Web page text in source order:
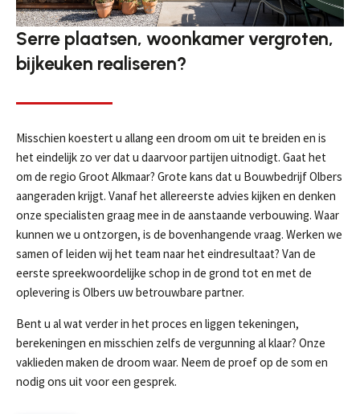
Serre plaatsen, woonkamer vergroten,
bijkeuken realiseren?
Misschien koestert u allang een droom om uit te breiden en is
het eindelijk zo ver dat u daarvoor partijen uitnodigt. Gaat het
om de regio Groot Alkmaar? Grote kans dat u Bouwbedrijf Olbers
aangeraden krijgt. Vanaf het allereerste advies kijken en denken
onze specialisten graag mee in de aanstaande verbouwing. Waar
kunnen we u ontzorgen, is de bovenhangende vraag. Werken we
samen of leiden wij het team naar het eindresultaat? Van de
eerste spreekwoordelijke schop in de grond tot en met de
oplevering is Olbers uw betrouwbare partner.
Bent u al wat verder in het proces en liggen tekeningen,
berekeningen en misschien zelfs de vergunning al klaar? Onze
vaklieden maken de droom waar. Neem de proef op de som en
nodig ons uit voor een gesprek.
Aanmelden nieuwsbrief
Ja, ik wil nieuws ontvangen